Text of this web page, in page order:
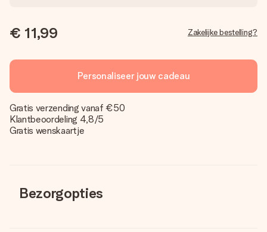
€ 11,99 Zakelijke bestelling?
Personaliseer jouw cadeau
Gratis verzending vanaf €50
Klantbeoordeling 4,8/5
Gratis wenskaartje
Bezorgopties